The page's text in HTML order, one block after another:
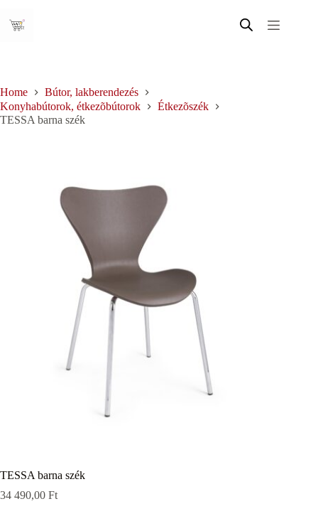
content
Home
Bútor, lakberendezés
Konyhabútorok, étkezõbútorok
Étkezõszék
TESSA barna szék
TESSA barna szék
34 490,00 Ft